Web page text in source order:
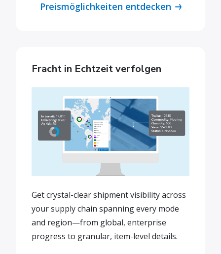
Preismöglichkeiten entdecken
Fracht in Echtzeit verfolgen
Get crystal-clear shipment visibility across
your supply chain spanning every mode
and region—from global, enterprise
progress to granular, item-level details.